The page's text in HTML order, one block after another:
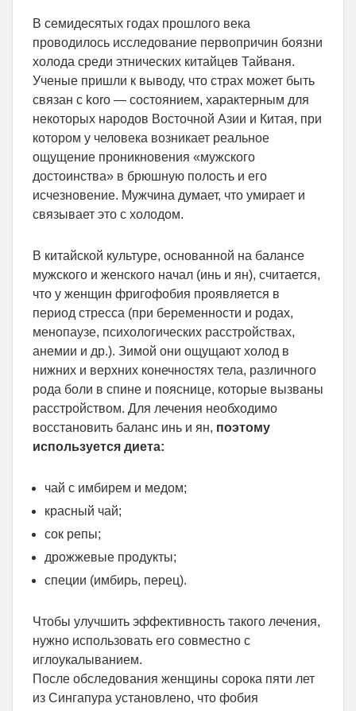
В семидесятых годах прошлого века
проводилось исследование первопричин боязни
холода среди этнических китайцев Тайваня.
Ученые пришли к выводу, что страх может быть
связан с koro — состоянием, характерным для
некоторых народов Восточной Азии и Китая, при
котором у человека возникает реальное
ощущение проникновения «мужского
достоинства» в брюшную полость и его
исчезновение. Мужчина думает, что умирает и
связывает это с холодом.
В китайской культуре, основанной на балансе
мужского и женского начал (инь и ян), считается,
что у женщин фригофобия проявляется в
период стресса (при беременности и родах,
менопаузе, психологических расстройствах,
анемии и др.). Зимой они ощущают холод в
нижних и верхних конечностях тела, различного
рода боли в спине и пояснице, которые вызваны
расстройством. Для лечения необходимо
восстановить баланс инь и ян, поэтому
используется диета:
чай с имбирем и медом;
красный чай;
сок репы;
дрожжевые продукты;
специи (имбирь, перец).
Чтобы улучшить эффективность такого лечения,
нужно использовать его совместно с
иглоукалыванием.
После обследования женщины сорока пяти лет
из Сингапура установлено, что фобия